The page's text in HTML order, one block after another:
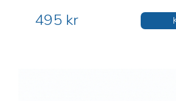
495 kr